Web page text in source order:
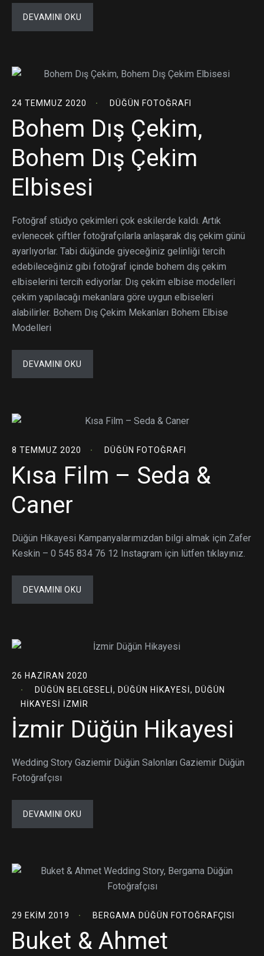
DEVAMINI OKU
24 TEMMUZ 2020 DÜĞÜN FOTOĞRAFI
Bohem Dış Çekim,
Bohem Dış Çekim
Elbisesi
Fotoğraf stüdyo çekimleri çok eskilerde kaldı. Artık
evlenecek çiftler fotoğrafçılarla anlaşarak dış çekim günü
ayarlıyorlar. Tabi düğünde giyeceğiniz gelinliği tercih
edebileceğiniz gibi fotoğraf içinde bohem dış çekim
elbiselerini tercih ediyorlar. Dış çekim elbise modelleri
çekim yapılacağı mekanlara göre uygun elbiseleri
alabilirler. Bohem Dış Çekim Mekanları Bohem Elbise
Modelleri
DEVAMINI OKU
8 TEMMUZ 2020 DÜĞÜN FOTOĞRAFI
Kısa Film – Seda &
Caner
Düğün Hikayesi Kampanyalarımızdan bilgi almak için Zafer
Keskin – 0 545 834 76 12 Instagram için lütfen tıklayınız.
DEVAMINI OKU
26 HAZIRAN 2020
DÜĞÜN BELGESELI, DÜĞÜN HIKAYESI, DÜĞÜN
HIKAYESI İZMIR
İzmir Düğün Hikayesi
Wedding Story Gaziemir Düğün Salonları Gaziemir Düğün
Fotoğrafçısı
DEVAMINI OKU
29 EKIM 2019 BERGAMA DÜĞÜN FOTOĞRAFÇISI
Buket & Ahmet